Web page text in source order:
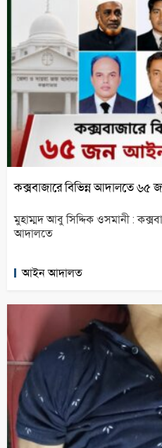
কক্সবাজারে বিভিন্ন আদালতে ৬৫
মুহাম্মদ আবু সিদ্দিক ওসমানী :
আদালতে
আইন আদালত